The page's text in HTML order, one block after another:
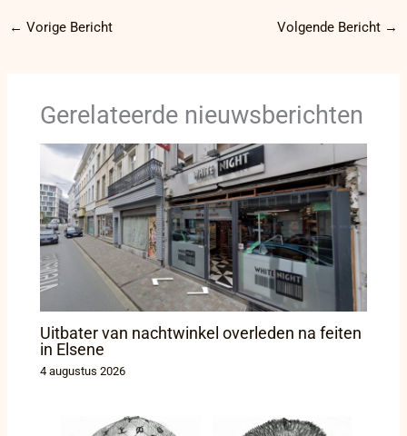
← Vorige Bericht Volgende Bericht →
Gerelateerde nieuwsberichten
Uitbater van nachtwinkel overleden na feiten
in Elsene
4 augustus 2026